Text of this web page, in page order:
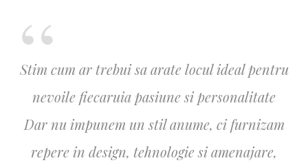
Stim cum ar trebui sa arate locul ideal pentru
nevoile fiecaruia pasiune si personalitate
Dar nu impunem un stil anume, ci furnizam
repere in design, tehnologie si amenajare,